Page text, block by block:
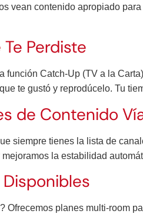
vean contenido apropiado
Perdiste
función Catch-Up (TV a la
te gustó y reprodúcelo. Tu
de Contenido
siempre tienes la lista de
la estabilidad
Ofrecemos planes multi-room